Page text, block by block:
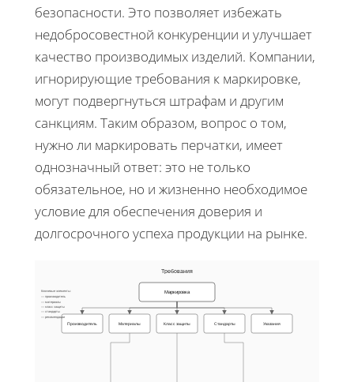
безопасности. Это позволяет избежать
недобросовестной конкуренции и улучшает
качество производимых изделий. Компании,
игнорирующие требования к маркировке,
могут подвергнуться штрафам и другим
санкциям. Таким образом, вопрос о том,
нужно ли маркировать перчатки, имеет
однозначный ответ: это не только
обязательное, но и жизненно необходимое
условие для обеспечения доверия и
долгосрочного успеха продукции на рынке.
Требования
Маркировка
Производитель Материалы Класс защиты Стандарты Указания
Ключевые элементы:
— производитель
— материалы
— класс защиты
— стандарты
— рекомендации